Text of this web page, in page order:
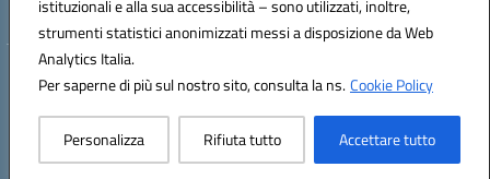
istituzionali e alla sua accessibilità – sono utilizzati, inoltre,
strumenti statistici anonimizzati messi a disposizione da Web
Analytics Italia.
Per saperne di più sul nostro sito, consulta la ns.Cookie Policy
Personalizza Rifiuta tutto Accettare tutto
Hosting & Powered by 3D Solution S.r.l.
Concept & Design by Designers Italia